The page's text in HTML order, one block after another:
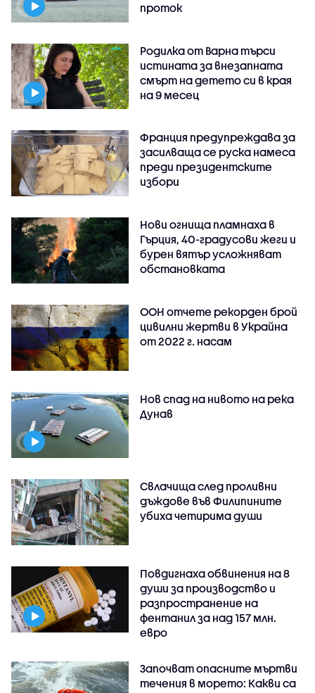
проток
Родилка от Варна търси
истината за внезапната
смърт на детето си в края
на 9 месец
Франция предупреждава за
засилваща се руска намеса
преди президентските
избори
Нови огнища пламнаха в
Гърция, 40-градусови жеги и
бурен вятър усложняват
обстановката
ООН отчете рекорден брой
цивилни жертви в Украйна
от 2022 г. насам
Нов спад на нивото на река
Дунав
Свлачища след проливни
дъждове във Филипините
убиха четирима души
Повдигнаха обвинения на 8
души за производство и
разпространение на
фентанил за над 157 млн.
евро
Започват опасните мъртви
течения в морето: Какви са